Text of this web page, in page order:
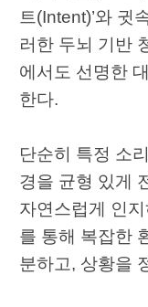
트(Intent)’와 귓
러한 두뇌 기반
에서도 선명한
한다.
단순히 특정 소
경을 균형 있게
자연스럽게 인
를 통해 복잡한
분하고, 상황을